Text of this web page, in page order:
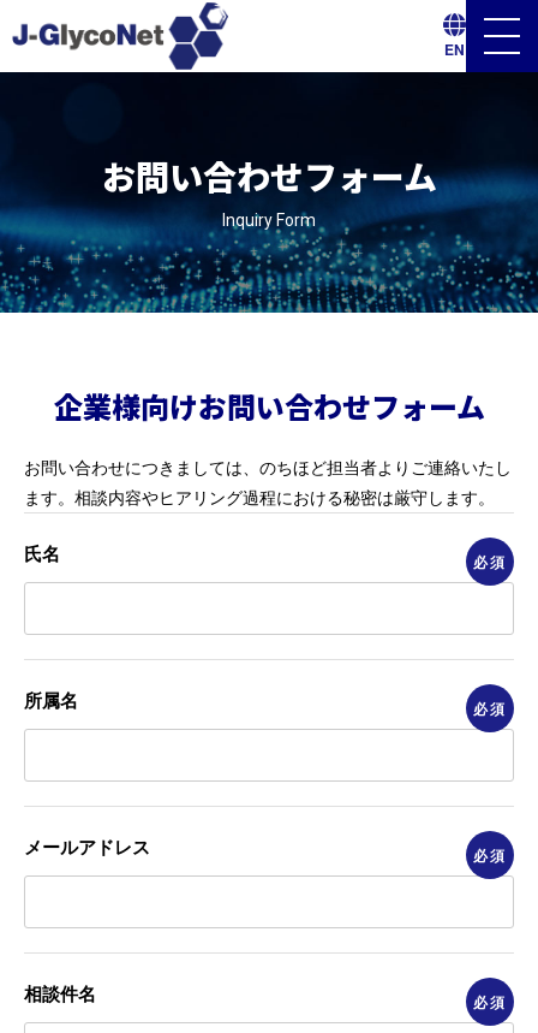
EN
ニ
ュ
お問い合わせフォーム
Inquiry Form
企業様向けお問い合わせフォーム
お問い合わせにつきましては、のちほど担当者よりご連絡いたし
ます。相談内容やヒアリング過程における秘密は厳守します。
氏名 必須
所属名 必須
メールアドレス 必須
相談件名 必須